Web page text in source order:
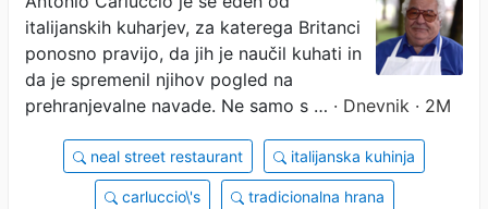
italijanskih kuharjev, za katerega Britanci
ponosno pravijo, da jih je naučil kuhati in
da je spremenil njihov pogled na
prehranjevalne navade. Ne samo s … · Dnevnik · 2M
neal street restaurant italijanska kuhinja
carluccio\'s tradicionalna hrana